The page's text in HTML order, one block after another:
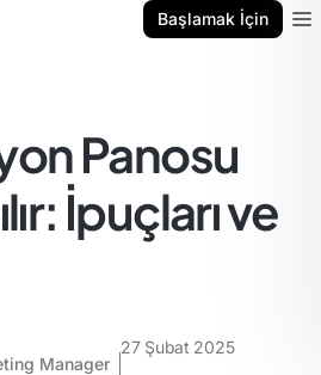
Başlamak İçin
Panosu
İpuçları ve
Manager
27 Şubat 2025